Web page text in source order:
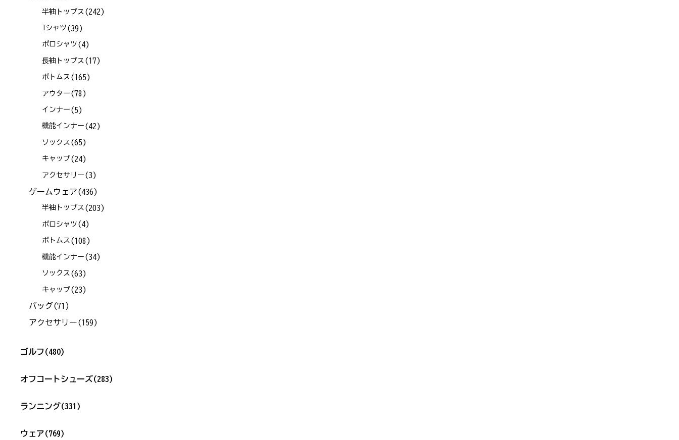
半袖トップス (242)
Tシャツ (39)
ポロシャツ (4)
長袖トップス (17)
ボトムス (165)
アウター (78)
インナー (5)
機能インナー (42)
ソックス (65)
キャップ(24)
アクセサリー (3)
ゲームウェア(436)
半袖トップス (203)
ポロシャツ (4)
ボトムス (108)
機能インナー (34)
ソックス (63)
キャップ(23)
バッグ(71)
アクセサリー(159)
ゴルフ (480)
オフコートシューズ(283)
ランニング(331)
ウェア(769)